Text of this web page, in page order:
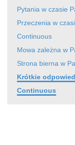
Pytania w czasie
Przeczenia w
Continuous
Mowa zależna w
Strona bierna w
Krótkie
Continuous